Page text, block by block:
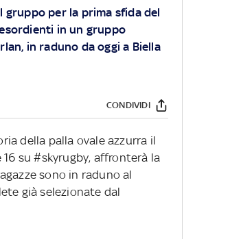
gruppo per la prima sfida del
in un gruppo
in raduno da oggi a Biella
CONDIVIDI
della palla ovale azzurra il
16 su #skyrugby, affronterà la
sono in raduno al
già selezionate dal